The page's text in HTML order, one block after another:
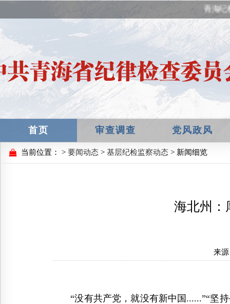
青海纪
首页 审查调查 党风政风
当前位置： > 要闻动态 > 基层纪检监察动态 > 新闻细览
海北州
来
“没有共产党，就没有新中国......”“坚持